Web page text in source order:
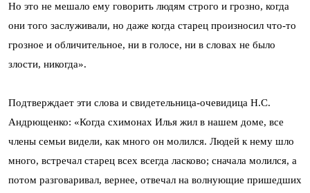
Но это не мешало ему говорить людям строго и грозно, когда
они того заслуживали, но даже когда старец произносил что-то
грозное и обличительное, ни в голосе, ни в словах не было
злости, никогда».
Подтверждает эти слова и свидетельница-очевидица Н.С.
Андрющенко: «Когда схимонах Илья жил в нашем доме, все
члены семьи видели, как много он молился. Людей к нему шло
много, встречал старец всех всегда ласково; сначала молился, а
потом разговаривал, вернее, отвечал на волнующие пришедших